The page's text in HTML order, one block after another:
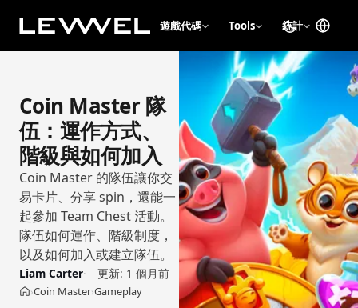
遊戲代碼 Tools 統計
Coin Master 隊
伍：運作方式、
階級與如何加入
Coin Master 的隊伍讓你交
易卡片、分享 spin，還能一
起參加 Team Chest 活動。
隊伍如何運作、階級制度，
以及如何加入或建立隊伍。
Liam Carter 更新: 1 個月前
首頁
›Coin Master›Gameplay